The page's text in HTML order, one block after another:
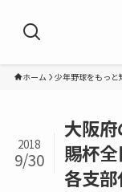
ホーム 少年野球をもっと
大阪
賜杯
各支
2018
9/30